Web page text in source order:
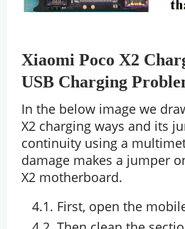
Xiaomi Poco X2
USB Charging
In the below image we
X2 charging ways and its
continuity using a
damage makes a jumper
X2 motherboard.
First, open the